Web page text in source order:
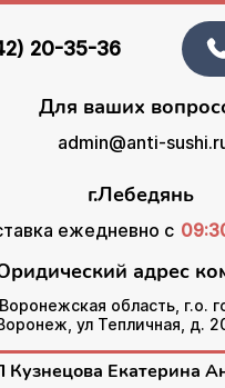
20-35-36
Для ваших
admin@anti-
г.Лебедянь
ежедневно с
адрес
область, г.о.
ул Тепличная, д.
Кузнецова Екатерина